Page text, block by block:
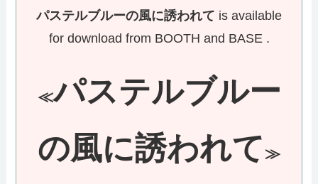
パステルブルーの風に誘われて is available
for download from BOOTH and BASE .
≪パステルブルー
の風に誘われて ≫